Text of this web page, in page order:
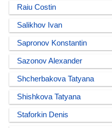
Raiu Costin
Salikhov Ivan
Sapronov Konstantin
Sazonov Alexander
Shcherbakova Tatyana
Shishkova Tatyana
Staforkin Denis